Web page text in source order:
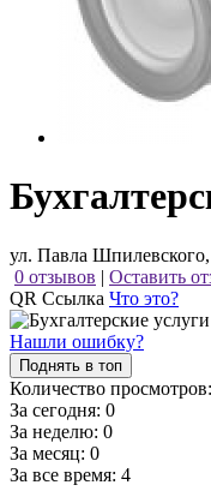
ул. Павла
0 отзывов | Оставить
QR Ссылка Что это?
Нашли ошибку?
Поднять в топ
Количество просмотров:
За сегодня: 0
За неделю: 0
За месяц: 0
За все время: 4